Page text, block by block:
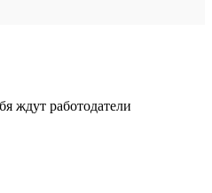
ждут работодатели